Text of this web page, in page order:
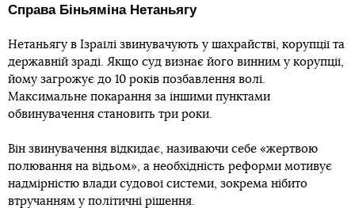
Справа Біньяміна Нетаньягу
Нетаньягу в Ізраїлі звинувачують у шахрайстві, корупції та
державній зраді. Якщо суд визнає його винним у корупції,
йому загрожує до 10 років позбавлення волі.
Максимальне покарання за іншими пунктами
обвинувачення становить три роки.
Він звинувачення відкидає, називаючи себе «жертвою
полювання на відьом», а необхідність реформи мотивує
надмірністю влади судової системи, зокрема нібито
втручанням у політичні рішення.